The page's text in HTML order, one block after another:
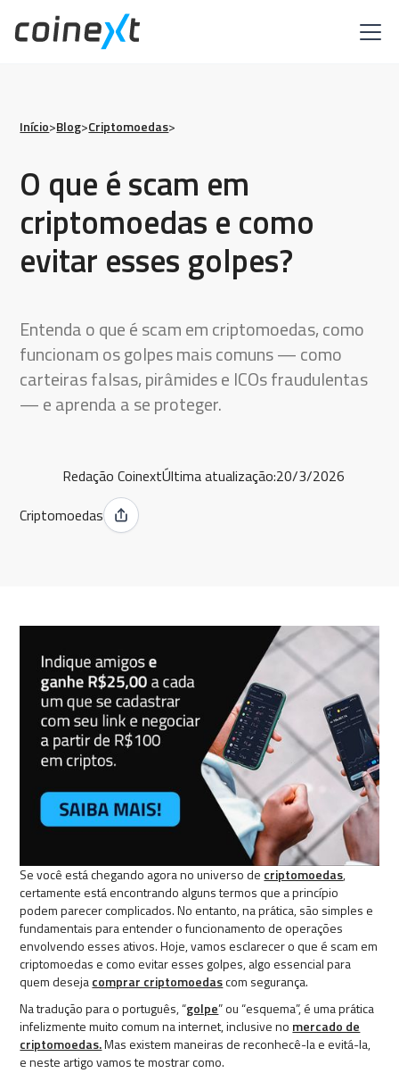
Início>Blog>Criptomoedas>
O que é scam em
criptomoedas e como
evitar esses golpes?
Entenda o que é scam em criptomoedas, como
funcionam os golpes mais comuns — como
carteiras falsas, pirâmides e ICOs fraudulentas
— e aprenda a se proteger.
Redação CoinextÚltima atualização:20/3/2026
Criptomoedas
Se você está chegando agora no universo de criptomoedas,
certamente está encontrando alguns termos que a princípio
podem parecer complicados. No entanto, na prática, são simples e
fundamentais para entender o funcionamento de operações
envolvendo esses ativos. Hoje, vamos esclarecer o que é scam em
criptomoedas e como evitar esses golpes, algo essencial para
quem desejacomprar criptomoedascom segurança.
Na tradução para o português, “golpe” ou “esquema”, é uma prática
infelizmente muito comum na internet, inclusive no mercado de
criptomoedas.Mas existem maneiras de reconhecê-la e evitá-la,
e neste artigo vamos te mostrar como.